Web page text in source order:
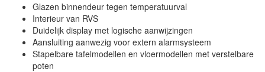
Glazen binnendeur tegen temperatuurval
Interieur van RVS
Duidelijk display met logische aanwijzingen
Aansluiting aanwezig voor extern alarmsysteem
Stapelbare tafelmodellen en vloermodellen met verstelbare
poten